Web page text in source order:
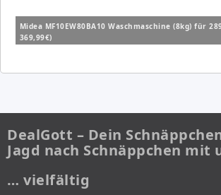
Midea MF10EW80BA10 Waschmaschine (8kg) für
369,99€)
DealGott – Dein
Jagd nach Schnäppchen mit
… vielfältig